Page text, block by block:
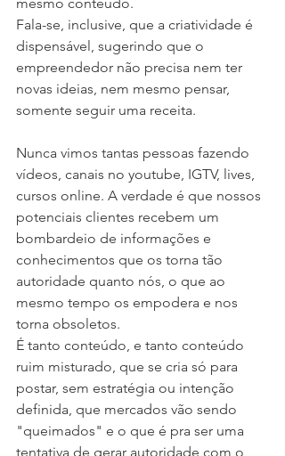
Fala-se, inclusive, que a criatividade é
dispensável, sugerindo que o
empreendedor não precisa nem ter
novas ideias, nem mesmo pensar,
somente seguir uma receita.
Nunca vimos tantas pessoas fazendo
vídeos, canais no youtube, IGTV, lives,
cursos online. A verdade é que nossos
potenciais clientes recebem um
bombardeio de informações e
conhecimentos que os torna tão
autoridade quanto nós, o que ao
mesmo tempo os empodera e nos
torna obsoletos.
É tanto conteúdo, e tanto conteúdo
ruim misturado, que se cria só para
postar, sem estratégia ou intenção
definida, que mercados vão sendo
"queimados" e o que é pra ser uma
tentativa de gerar autoridade com o